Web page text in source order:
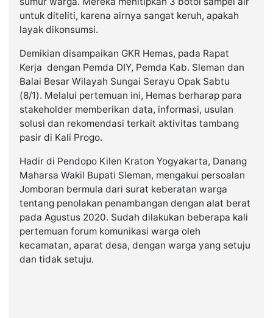
untuk diteliti, karena airnya sangat keruh, apakah
layak dikonsumsi.
Demikian disampaikan GKR Hemas, pada Rapat
Kerja dengan Pemda DIY, Pemda Kab. Sleman dan
Balai Besar Wilayah Sungai Serayu Opak Sabtu
(8/1). Melalui pertemuan ini, Hemas berharap para
stakeholder memberikan data, informasi, usulan
solusi dan rekomendasi terkait aktivitas tambang
pasir di Kali Progo.
Hadir di Pendopo Kilen Kraton Yogyakarta, Danang
Maharsa Wakil Bupati Sleman, mengakui persoalan
Jomboran bermula dari surat keberatan warga
tentang penolakan penambangan dengan alat berat
pada Agustus 2020. Sudah dilakukan beberapa kali
pertemuan forum komunikasi warga oleh
kecamatan, aparat desa, dengan warga yang setuju
dan tidak setuju.